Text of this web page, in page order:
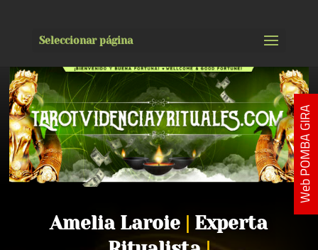
Seleccionar página
Amelia Laroie
Experta
Web POMBA GIRA